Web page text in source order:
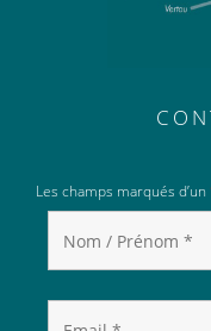
Les champs marqués d’un